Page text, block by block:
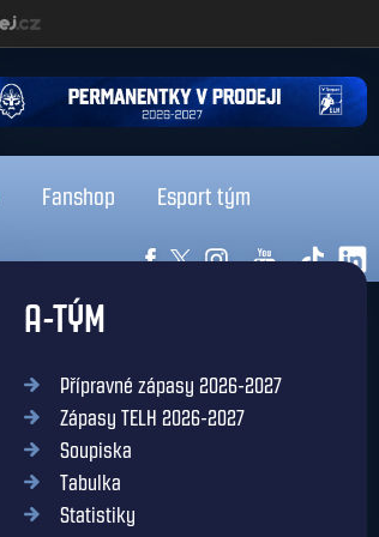
čtvrtek 13.8.2026
Liberec
Kladno
Fanshop Esport tým
A-TÝM
Přípravné zápasy 2026-2027
Zápasy TELH 2026-2027
Soupiska
Tabulka
Statistiky